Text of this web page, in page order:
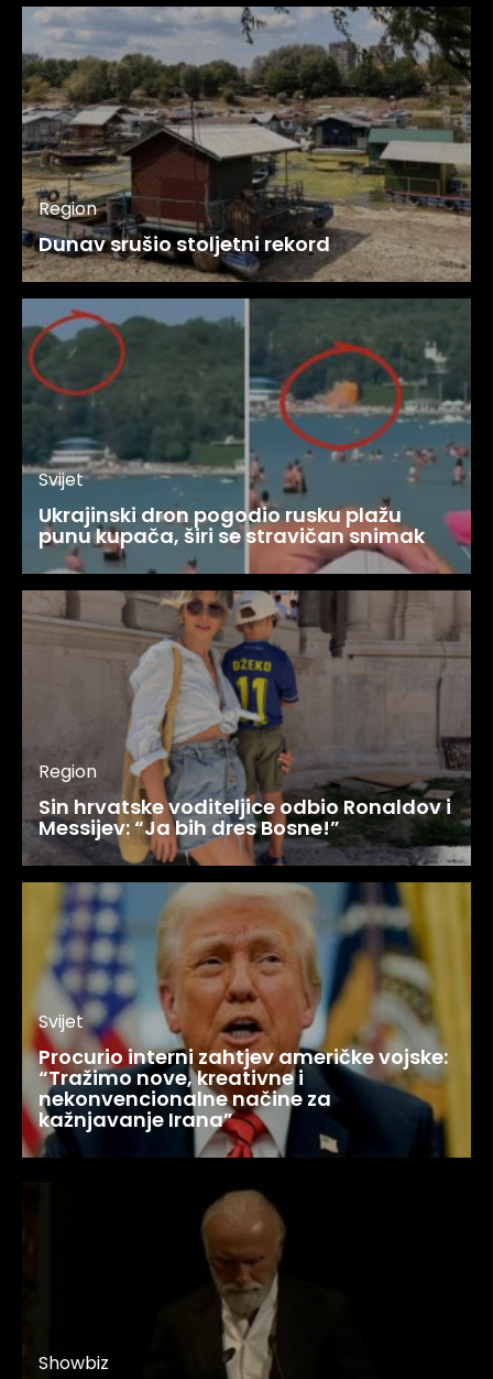
Region
Dunav srušio stoljetni rekord
Svijet
Ukrajinski dron pogodio rusku plažu
punu kupača, širi se stravičan snimak
Region
Sin hrvatske voditeljice odbio Ronaldov i
Messijev: “Ja bih dres Bosne!”
Svijet
Procurio interni zahtjev američke vojske:
“Tražimo nove, kreativne i
nekonvencionalne načine za
kažnjavanje Irana”
Showbiz